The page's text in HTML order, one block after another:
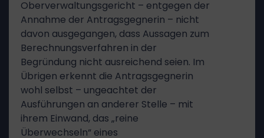
Oberverwaltungsgericht – entgegen der
Annahme der Antragsgegnerin – nicht
davon ausgegangen, dass Aussagen zum
Berechnungsverfahren in der
Begründung nicht ausreichend seien. Im
Übrigen erkennt die Antragsgegnerin
wohl selbst – ungeachtet der
Ausführungen an anderer Stelle – mit
ihrem Einwand, das „reine
Überwechseln“ eines